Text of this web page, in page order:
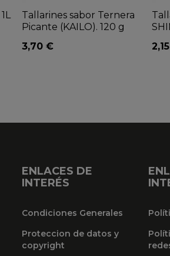
Tallarines sabor Ternera
Picante (KAILO). 120 g
3,70 €
ENLACES DE
INTERÉS
Condiciones Generales
Proteccion de datos y
copyright